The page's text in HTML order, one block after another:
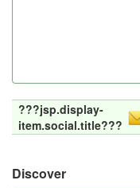
???jsp.display-
item.social.title???
Discover